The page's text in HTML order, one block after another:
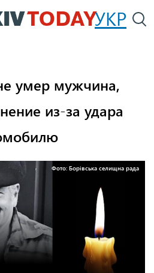
Перейти
к
УКР
умер мужчина,
из-за удара
Фото: Борівська селищна рада